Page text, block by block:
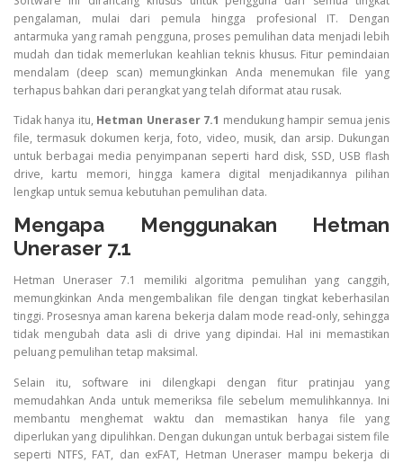
pengalaman, mulai dari pemula hingga profesional IT. Dengan
antarmuka yang ramah pengguna, proses pemulihan data menjadi lebih
mudah dan tidak memerlukan keahlian teknis khusus. Fitur pemindaian
mendalam (deep scan) memungkinkan Anda menemukan file yang
terhapus bahkan dari perangkat yang telah diformat atau rusak.
Tidak hanya itu, Hetman Uneraser 7.1 mendukung hampir semua jenis
file, termasuk dokumen kerja, foto, video, musik, dan arsip. Dukungan
untuk berbagai media penyimpanan seperti hard disk, SSD, USB flash
drive, kartu memori, hingga kamera digital menjadikannya pilihan
lengkap untuk semua kebutuhan pemulihan data.
Mengapa Menggunakan Hetman
Uneraser 7.1
Hetman Uneraser 7.1 memiliki algoritma pemulihan yang canggih,
memungkinkan Anda mengembalikan file dengan tingkat keberhasilan
tinggi. Prosesnya aman karena bekerja dalam mode read-only, sehingga
tidak mengubah data asli di drive yang dipindai. Hal ini memastikan
peluang pemulihan tetap maksimal.
Selain itu, software ini dilengkapi dengan fitur pratinjau yang
memudahkan Anda untuk memeriksa file sebelum memulihkannya. Ini
membantu menghemat waktu dan memastikan hanya file yang
diperlukan yang dipulihkan. Dengan dukungan untuk berbagai sistem file
seperti NTFS, FAT, dan exFAT, Hetman Uneraser mampu bekerja di